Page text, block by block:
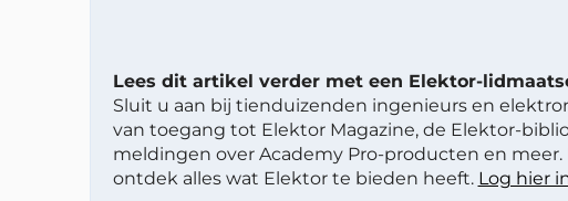
Lees dit artikel verder met een Elektor-
Sluit u aan bij tienduizenden ingenieurs en
van toegang tot Elektor Magazine, de Elektor-
meldingen over Academy Pro-producten en
ontdek alles wat Elektor te bieden heeft. Log hier